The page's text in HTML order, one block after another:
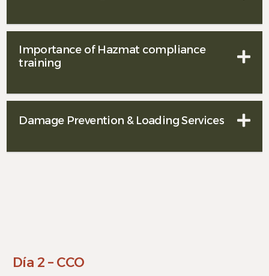
Importance of Hazmat compliance
training
Damage Prevention & Loading Services
Día 2 – CCO